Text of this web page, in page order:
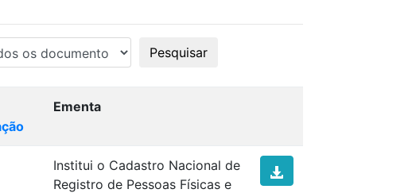
Pesquisar
Ementa
Institui o Cadastro Nacional de
Registro de Pessoas Físicas e